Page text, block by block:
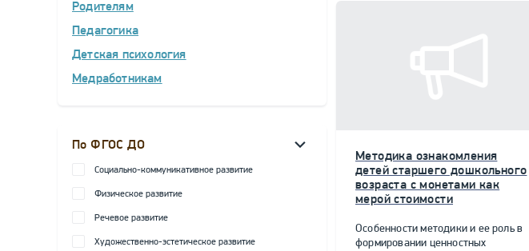
Родителям
Педагогика
Детская психология
Медработникам
По ФГОС ДО
Социально-коммуникативное развитие
Физическое развитие
Речевое развитие
Художественно-эстетическое развитие
Методика ознакомления
детей старшего дошкольного
возраста с монетами как
мерой стоимости
Особенности методики и ее роль в
формировании ценностных